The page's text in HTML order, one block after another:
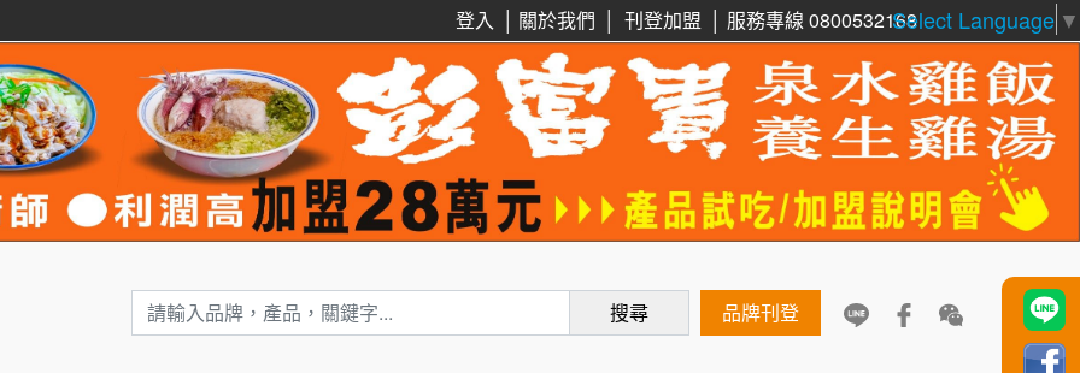
Select Language ▼
關於我們 刊登加盟 服務專線 0800532168
登入
搜尋 品牌刊登
6 鼎威維修
7 88thai發發泰-泰式飯行家
呷尚寶
SHARE TEA歇腳亭
周 先生/小姐 台北
加盟預算 100萬 ~150萬
徐 先生/小姐 新北市
加盟預算 50萬~75萬
何 先生/小姐
加盟預算 100萬~300萬